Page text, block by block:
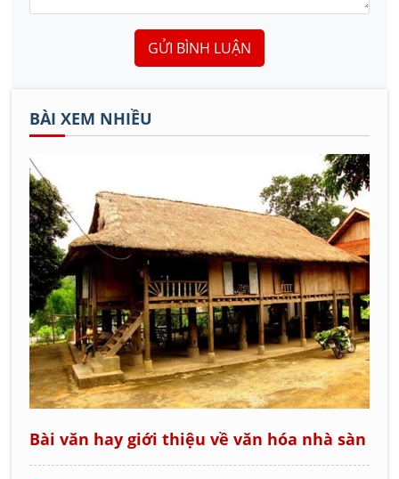
GỬI BÌNH LUẬN
BÀI XEM NHIỀU
Bài văn hay giới thiệu về văn hóa nhà sàn